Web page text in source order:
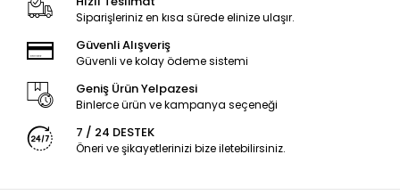
Siparişleriniz en kısa sürede elinize ulaşır.
Güvenli Alışveriş
Güvenli ve kolay ödeme sistemi
Geniş Ürün Yelpazesi
Binlerce ürün ve kampanya seçeneği
7 / 24 DESTEK
Öneri ve şikayetlerinizi bize iletebilirsiniz.